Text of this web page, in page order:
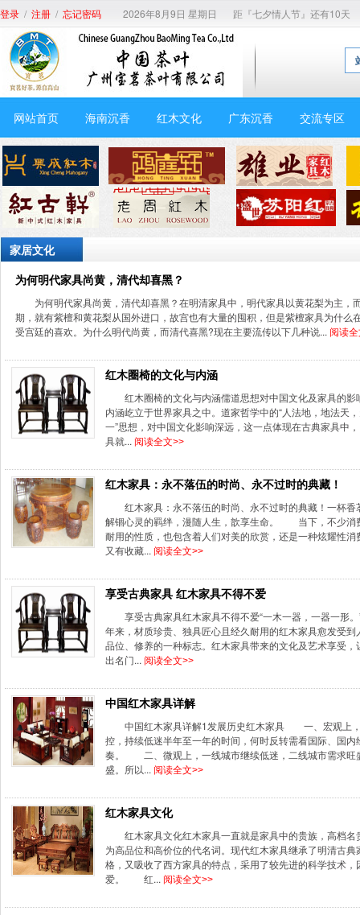
登录 / 注册 / 忘记密码 2026年8月9日 星期日 距『七夕情人节』还有10天
网站首页 海南沉香 红木文化 广东沉香 交流专区
家居文化
为何明代家具尚黄，清代却喜黑？
为何明代家具尚黄，清代却喜黑？在明清家具中，明代家具以黄花梨为主，
期，就有紫檀和黄花梨从国外进口，故宫也有大量的囤积，但是紫檀家具为什么
受宫廷的喜欢。为什么明代尚黄，而清代喜黑?现在主要流传以下几种说... 阅读
红木圈椅的文化与内涵
红木圈椅的文化与内涵儒道思想对中国文化及家具的
内涵屹立于世界家具之中。道家哲学中的“人法地，地法天
一”思想，对中国文化影响深远，这一点体现在古典家具中
具就... 阅读全文>>
红木家具：永不落伍的时尚、永不过时的典藏！
红木家具：永不落伍的时尚、永不过时的典藏！一杯
解锢心灵的羁绊，漫随人生，歆享生命。 当下，不少消
耐用的性质，也包含着人们对美的欣赏，还是一种炫耀性
又有收藏... 阅读全文>>
享受古典家具 红木家具不得不爱
享受古典家具红木家具不得不爱“一木一器，一器一
年来，材质珍贵、独具匠心且经久耐用的红木家具愈发受
品位、修养的一种标志。红木家具带来的文化及艺术享
出名门... 阅读全文>>
中国红木家具详解
中国红木家具详解1发展历史红木家具 一、宏观上
控，持续低迷半年至一年的时间，何时反转需看国际、国
奏。 二、微观上，一线城市继续低迷，二线城市需求旺
盛。所以... 阅读全文>>
红木家具文化
红木家具文化红木家具一直就是家具中的贵族，高档
为高品位和高价位的代名词。现代红木家具继承了明清古
格，又吸收了西方家具的特点，采用了较先进的科学技术
爱。 红... 阅读全文>>